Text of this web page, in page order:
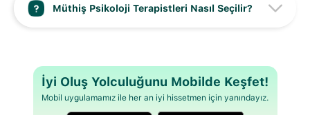
Müthiş Psikoloji Terapistleri Nasıl Seçilir?
İyi Oluş Yolculuğunu Mobilde Keşfet!
Mobil uygulamamız ile her an iyi hissetmen için yanındayız.